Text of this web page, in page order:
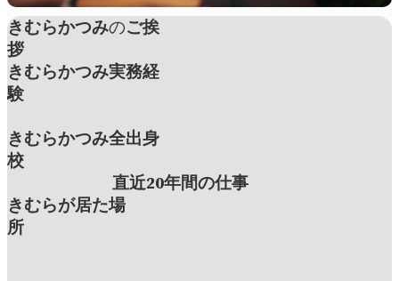
きむらかつみのご挨
拶
きむらかつみ実務経
験
きむらかつみ全出身
校
直近20年間の仕事
きむらが居た場
所